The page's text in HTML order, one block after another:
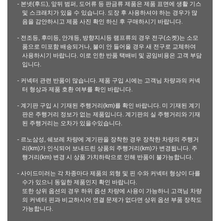
- 본넷(후드), 앞뒤 범퍼, 도어류 등 판금류 제품은 제품 표면에 생활 기스
및 스크래치가 있을 수 있습니다. 도장 후 사용하셔야 하는 경우가 많
음을 감안하시고 제품 사진 확인 하신 후 구매하시기 바랍니다.
- 전조등, 후미등, 안개등, 방향지시등 램프류의 경우 전구(소켓)는 소모
품으로 미포함 배송되거나, 불이 안 들어올 경우 새 전구로 교체하여
사용하시기 바랍니다. 이로 인한 반품 택배비 및 공임비용은 고객 부담
입니다.
- 커넥터 관련 반품이 많습니다. 제품 구입 시에는 고객님 차량과의 커넥
터 형상과 제품 호환 여부를 확인 바랍니다.
- 계기판 구입 시 기재된 주행거리(km)를 확인 바랍니다. 미 기재된 계기
판은 주행거리 정보가 없는 제품입니다. 계기판의 실 주행거리와 기재
된 주행거리는 오차가 있을수있습니다.
- 르노삼성, 쉐보레 차량에 계기판을 장착한 경우 장착한 차량의 주행거
리(km)가 인식되어 보내드린 상품의 주행거리(km)가 변경됩니다. 주
행거리(km) 변경 시 상품 가치하락으로 인해 반품이 불가능합니다.
- 사이드미러는 각 차종마다 제품의 외형 및 핀 수와 커넥터 형상이 다를
수가 있으니 동일한 제품인지 확인 바랍니다.
또한 상위 옵션의 경우 하위 옵션 차량에 사용이 가능하니 고객님 차량
의 커넥터 핀과 비교하시어 연결 문제가 없다면 상위 옵션 부품 장착도
가능합니다.